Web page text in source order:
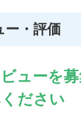
ー・評価
ューを
ださい